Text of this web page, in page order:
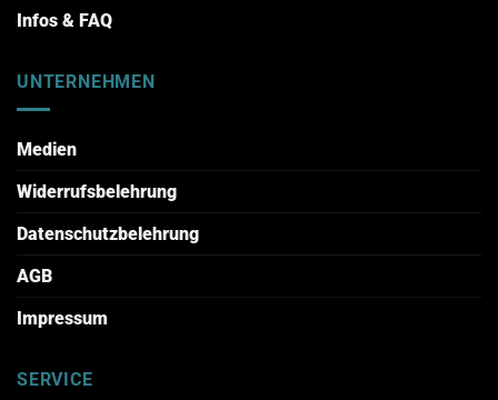
Infos & FAQ
UNTERNEHMEN
Medien
Widerrufsbelehrung
Datenschutzbelehrung
AGB
Impressum
SERVICE